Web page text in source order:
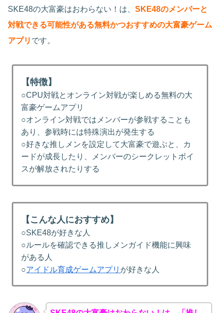
SKE48の大富豪はおわらない！は、 SKE48のメンバーと
対戦できる可能性がある無料かつおすすめの大富豪ゲーム
アプリ です。
【特徴】
○CPU対戦とオンライン対戦が楽しめる無料の大
富豪ゲームアプリ
○オンライン対戦ではメンバーが参戦することも
あり、参戦時には特殊演出が発生する
○好きな推しメンを設定して大富豪で遊ぶと、カ
ードが成長したり、メンバーのシークレットボイ
スが解放されたりする
【こんな人におすすめ】
○SKE48が好きな人
○ルールを確認できる推しメンガイド機能に興味
がある人
○アイドル育成ゲームアプリ が好きな人